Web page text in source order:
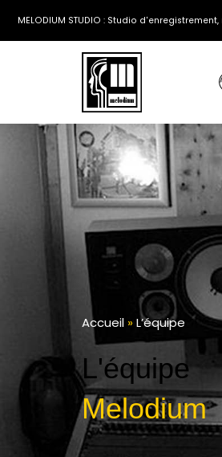
MELODIUM STUDIO : Studio
Accueil »L’équipe
L'équipe
Melodium